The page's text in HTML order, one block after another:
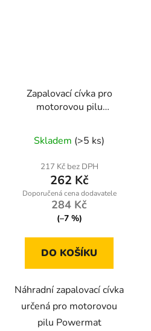
Zapalovací cívka pro
motorovou pilu
RTPSP0035-CE
Skladem (>5 ks)
217 Kč bez DPH
262 Kč
284 Kč
(–7 %)
DO KOŠÍKU
Náhradní zapalovací cívka
určená pro motorovou
pilu Powermat